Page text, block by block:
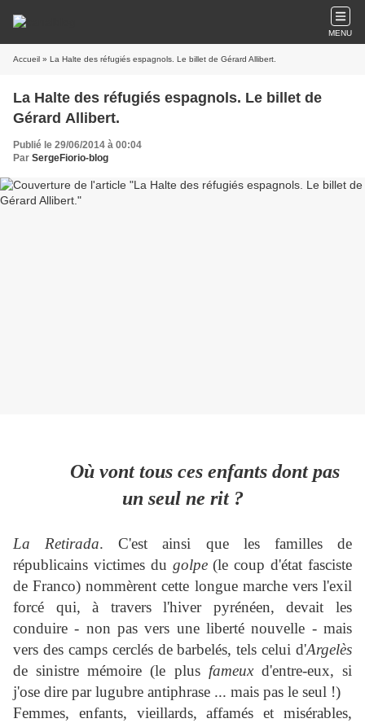
MENU
Accueil » La Halte des réfugiés espagnols. Le billet de Gérard Allibert.
La Halte des réfugiés espagnols. Le billet de
Gérard Allibert.
Publié le 29/06/2014 à 00:04
Par SergeFiorio-blog
Où vont tous ces enfants dont pas
un seul ne rit ?
La Retirada. C'est ainsi que les familles de
républicains victimes du golpe(le coup d'état fasciste
de Franco) nommèrent cette longue marche vers l'exil
forcé qui, à travers l'hiver pyrénéen, devait les
conduire - non pas vers une liberté nouvelle - mais
vers des camps cerclés de barbelés, tels celui d'Argelès
de sinistre mémoire (le plus fameuxd'entre-eux, si
j'ose dire par lugubre antiphrase ... mais pas le seul !)
Femmes, enfants, vieillards, affamés et misérables,